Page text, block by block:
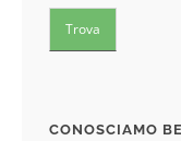
CONOSCIAMO